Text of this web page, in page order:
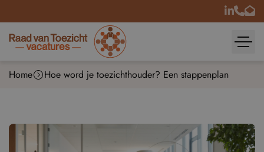
Home Hoe word je toezichthouder? Een stappenplan